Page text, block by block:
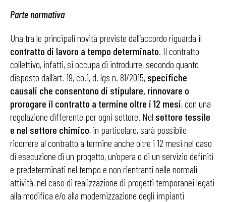
Parte normativa
Una tra le principali novità previste dall’accordo riguarda il
contratto di lavoro a tempo determinato. Il contratto
collettivo, infatti, si occupa di introdurre, secondo quanto
disposto dall’art. 19, co.1, d. lgs n. 81/2015, specifiche
causali che consentono di stipulare, rinnovare o
prorogare il contratto a termine oltre i 12 mesi, con una
regolazione differente per ogni settore. Nel settore tessile
e nel settore chimico, in particolare, sarà possibile
ricorrere al contratto a termine anche oltre i 12 mesi nel caso
di esecuzione di un progetto, un’opera o di un servizio definiti
e predeterminati nel tempo e non rientranti nelle normali
attività, nel caso di realizzazione di progetti temporanei legati
alla modifica e/o alla modernizzazione degli impianti